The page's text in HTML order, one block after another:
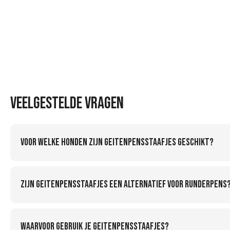
Veelgestelde vragen
Voor welke honden zijn geitenpensstaafjes geschikt?
Zijn geitenpensstaafjes een alternatief voor
Waarvoor gebruik je geitenpensstaafjes?